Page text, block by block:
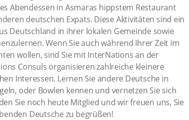
Abendessen in Asmaras hippstem Restaurant
deutschen Expats. Diese Aktivitäten sind ein
Deutschland in ihrer lokalen Gemeinde sowie
Wenn Sie auch während Ihrer Zeit im
wollen, sind Sie mit InterNations an der
Consuls organisieren zahlreiche kleinere
Interessen. Lernen Sie andere Deutsche in
oder Bowlen kennen und vernetzen Sie sich
Sie noch heute Mitglied und wir freuen uns, Sie
Deutsche zu begrüßen!